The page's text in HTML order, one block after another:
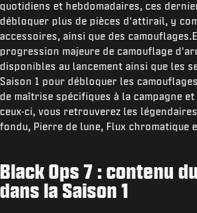
quotidiens et hebdomadaires, ces
débloquer plus de pièces d'attirail, y
accessoires, ainsi que des
progression majeure de camouflage
disponibles au lancement ainsi que les
Saison 1 pour débloquer les
de maîtrise spécifiques à la campagne et
ceux-ci, vous retrouverez les
fondu, Pierre de lune, Flux chromatique
Black Ops 7 : contenu
dans la Saison 1